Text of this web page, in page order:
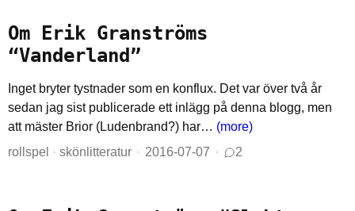
Om Erik Granströms
“Vanderland”
Inget bryter tystnader som en konflux. Det var över två år
sedan jag sist publicerade ett inlägg på denna blogg, men
att mäster Brior (Ludenbrand?) har… (more)
rollspel
· skönlitteratur 2016-07-07 2